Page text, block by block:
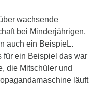
wachsende
bei Minderjährigen.
auch ein BeispieL.
für ein Beispiel das war
die Mitschüler und
läuft